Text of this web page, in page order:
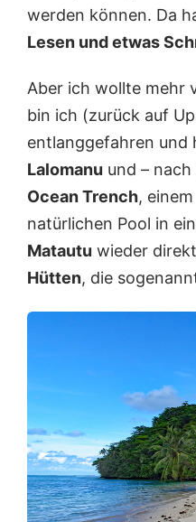
werden können. Da
Lesen und etwas
Aber ich wollte mehr
bin ich (zurück auf
entlanggefahren und
Lalomanu und –
Ocean Trench, einem
natürlichen Pool in
Matautu wieder
Hütten, die